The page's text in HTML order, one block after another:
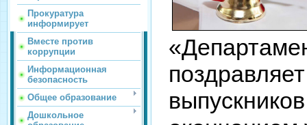
Прокуратура
информирует
Вместе против
коррупции
Информационная
безопасность
Общее образование
Дошкольное